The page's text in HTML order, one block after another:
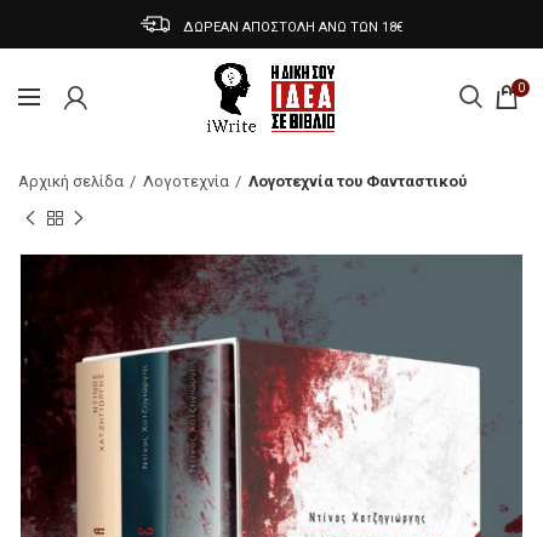
ΔΩΡΕΑΝ ΑΠΟΣΤΟΛΗ ΑΝΩ ΤΩΝ 18€
0
Αρχική σελίδα Λογοτεχνία Λογοτεχνία του Φανταστικού